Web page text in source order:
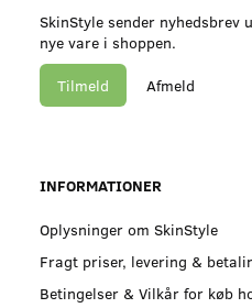
SkinStyle sender nyhedsbrev
nye vare i shoppen.
Tilmeld Afmeld
INFORMATIONER
Oplysninger om SkinStyle
Fragt priser, levering &
Betingelser & Vilkår for køb